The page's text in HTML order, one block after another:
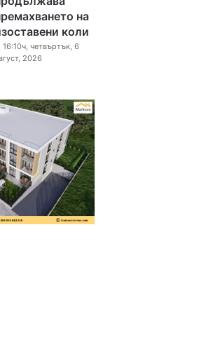
на
коли
16:10ч, четвъртък, 6
2026